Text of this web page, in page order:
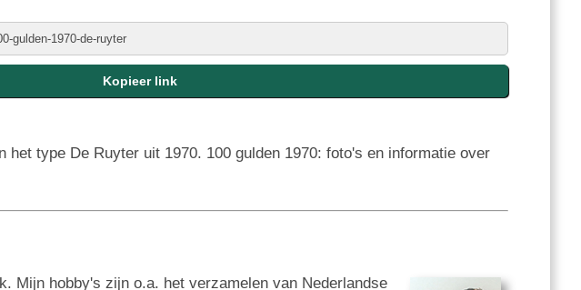
het type De Ruyter uit 1970. 100 gulden 1970: foto's en informatie over
Mijn hobby's zijn o.a. het verzamelen van Nederlandse